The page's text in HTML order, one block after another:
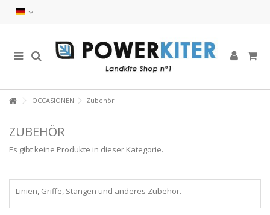
OCCASIONEN Zubehör
ZUBEHÖR
Es gibt keine Produkte in dieser Kategorie.
Linien, Griffe, Stangen und anderes Zubehör.